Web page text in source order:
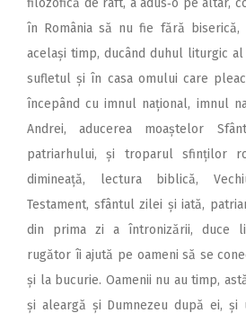
filozofică de raft, a adus‑o pe altar,
în România să nu fie fără biserică,
același timp, ducând duhul liturgic
sufletul și în casa omului care
începând cu imnul național, imnul
Andrei, aducerea moaștelor
patriarhului, și troparul sfinților
dimineață, lectura biblică,
Testament, sfântul zilei și iată,
din prima zi a întronizării, duce
rugător îi ajută pe oameni să se
și la bucurie. Oamenii nu au timp,
și aleargă și Dumnezeu după ei, și